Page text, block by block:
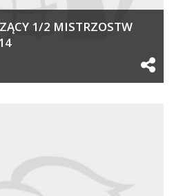
1/2 MISTRZOSTW